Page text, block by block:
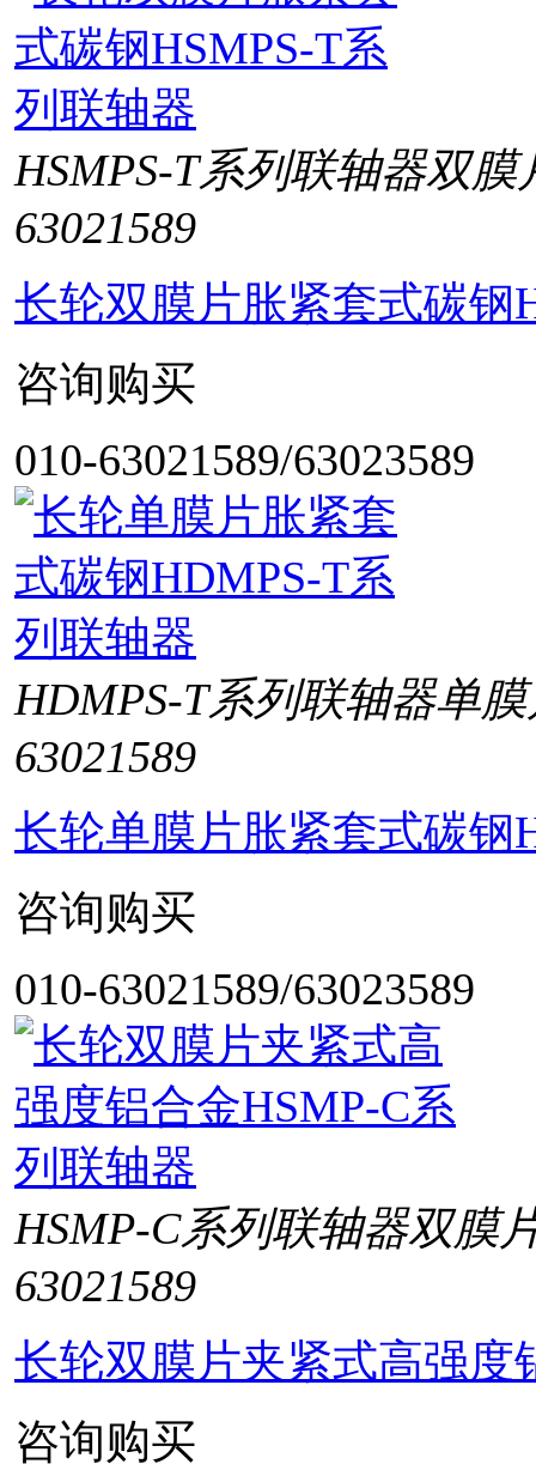
HSMPS-T系列联轴器双
63021589
长轮双膜片胀紧套式碳钢
咨询购买
010-63021589/63023589
HDMPS-T系列联轴器单
63021589
长轮单膜片胀紧套式碳钢
咨询购买
010-63021589/63023589
HSMP-C系列联轴器双膜
63021589
长轮双膜片夹紧式高强度
咨询购买